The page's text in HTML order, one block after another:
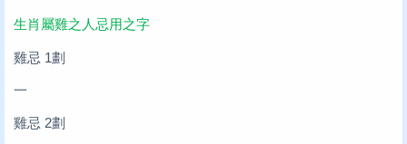
生肖屬雞之人忌用之字
雞忌 1劃
一
雞忌 2劃